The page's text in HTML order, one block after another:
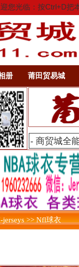
您光临：按Ctrl+D
册 莆田贸易城
jerseys >> Nfl球衣